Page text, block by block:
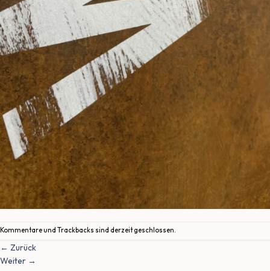
Kommentare und Trackbacks sind derzeit geschlossen.
← Zurück
Weiter →